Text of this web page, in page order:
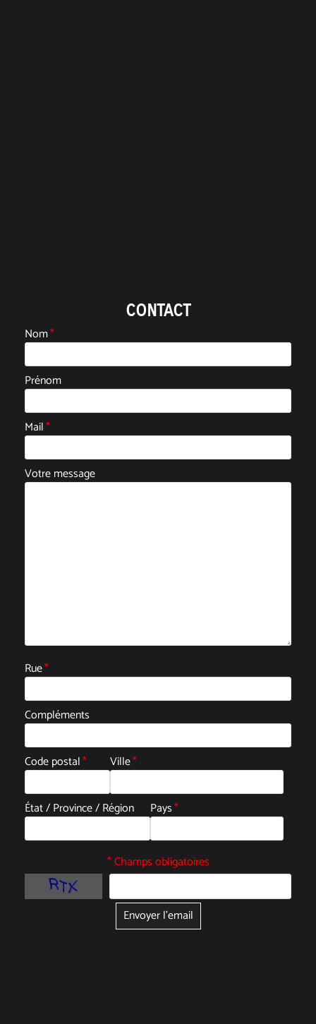
CONTACT
Nom*
Prénom
Mail*
Votre message
Rue*
Compléments
Code postal* Ville*
État / Province / Région Pays*
* Champs obligatoires
Envoyer l'email